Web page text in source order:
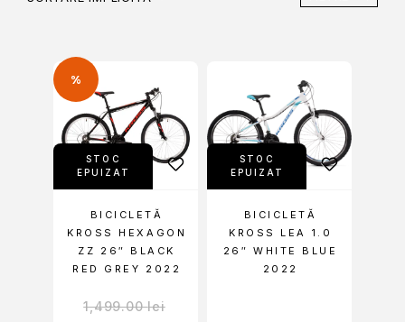
%
STOC
EPUIZAT
BICICLETĂ
KROSS HEXAGON
ZZ 26″ BLACK
RED GREY 2022
1,499.00lei
STOC
EPUIZAT
BICICLETĂ
KROSS LEA 1.0
26″ WHITE BLUE
2022